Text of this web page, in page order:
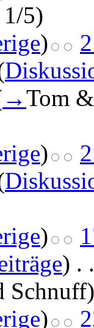
5)
)
→Tom
)
)
) . .
Schnuff)
)